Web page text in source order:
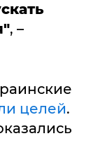
, –
целей.